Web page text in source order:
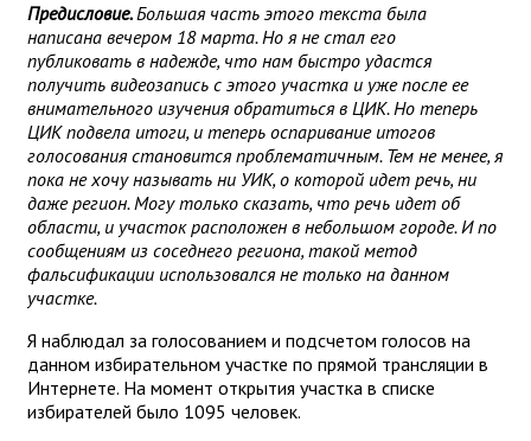
Предисловие.Большая часть этого текста была
написана вечером 18 марта. Но я не стал его
публиковать в надежде, что нам быстро удастся
получить видеозапись с этого участка и уже после ее
внимательного изучения обратиться в ЦИК. Но теперь
ЦИК подвела итоги, и теперь оспаривание итогов
голосования становится проблематичным. Тем не менее, я
пока не хочу называть ни УИК, о которой идет речь, ни
даже регион. Могу только сказать, что речь идет об
области, и участок расположен в небольшом городе. И по
сообщениям из соседнего региона, такой метод
фальсификации использовался не только на данном
участке.
Я наблюдал за голосованием и подсчетом голосов на
данном избирательном участке по прямой трансляции в
Интернете. На момент открытия участка в списке
избирателей было 1095 человек.